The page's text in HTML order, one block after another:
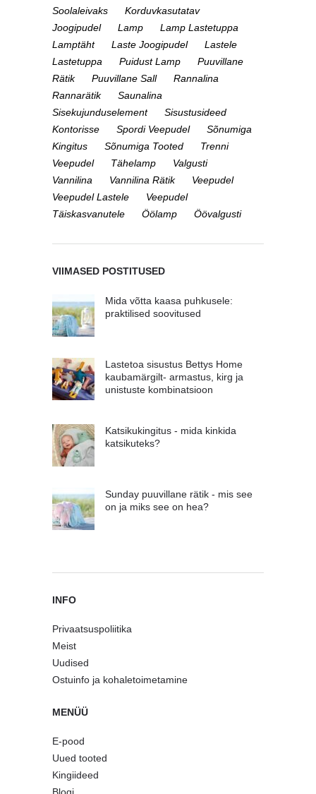
Soolaleivaks
Korduvkasutatav
Joogipudel
Lamp
Lamp Lastetuppa
Lamptäht
Laste Joogipudel
Lastele
Lastetuppa
Puidust Lamp
Puuvillane
Rätik
Puuvillane Sall
Rannalina
Rannarätik
Saunalina
Sisekujunduselement
Sisustusideed
Kontorisse
Spordi Veepudel
Sõnumiga
Kingitus
Sõnumiga Tooted
Trenni
Veepudel
Tähelamp
Valgusti
Vannilina
Vannilina Rätik
Veepudel
Veepudel Lastele
Veepudel
Täiskasvanutele
Öölamp Öövalgusti
VIIMASED POSTITUSED
Mida võtta kaasa puhkusele:
praktilised soovitused
Lastetoa sisustus Bettys Home
kaubamärgilt- armastus, kirg ja
unistuste kombinatsioon
Katsikukingitus - mida kinkida
katsikuteks?
Sunday puuvillane rätik - mis see
on ja miks see on hea?
INFO
Privaatsuspoliitika
Meist
Uudised
Ostuinfo ja kohaletoimetamine
MENÜÜ
E-pood
Uued tooted
Kingiideed